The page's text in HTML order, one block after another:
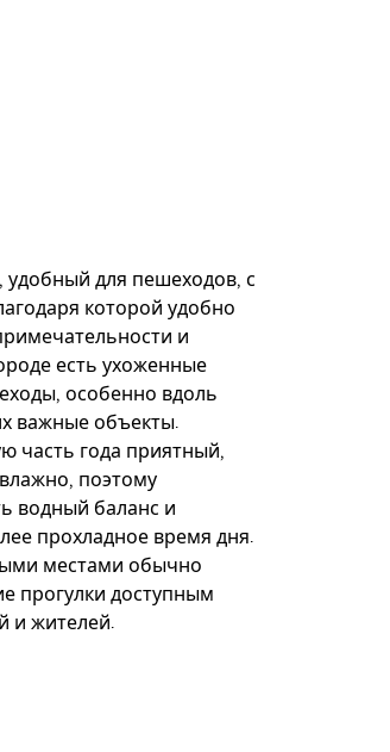
для пешеходов, с
которой удобно
и
есть ухоженные
особенно вдоль
важные объекты.
часть года приятный,
поэтому
водный баланс и
прохладное время дня.
местами обычно
прогулки доступным
и жителей.